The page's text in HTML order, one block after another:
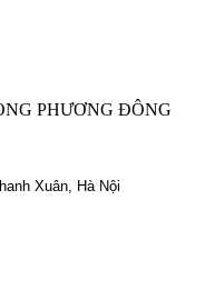
PHƯƠNG ĐÔNG
Xuân, Hà Nội